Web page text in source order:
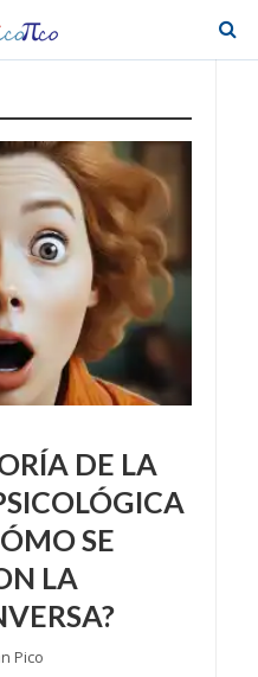
DE LA
SE
LA
Pico